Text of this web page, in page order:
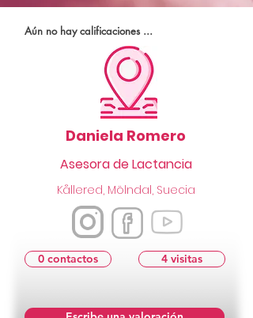
Aún no hay calificaciones ...
Daniela Romero
Asesora de Lactancia
Kållered, Mölndal, Suecia
0 contactos 4 visitas